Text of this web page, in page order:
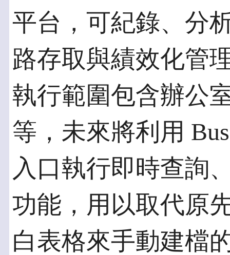
平台，可紀錄、分
路存取與績效化管
執行範圍包含辦公
等，未來將利用
入口執行即時查詢
功能，用以取代原
白表格來手動建檔